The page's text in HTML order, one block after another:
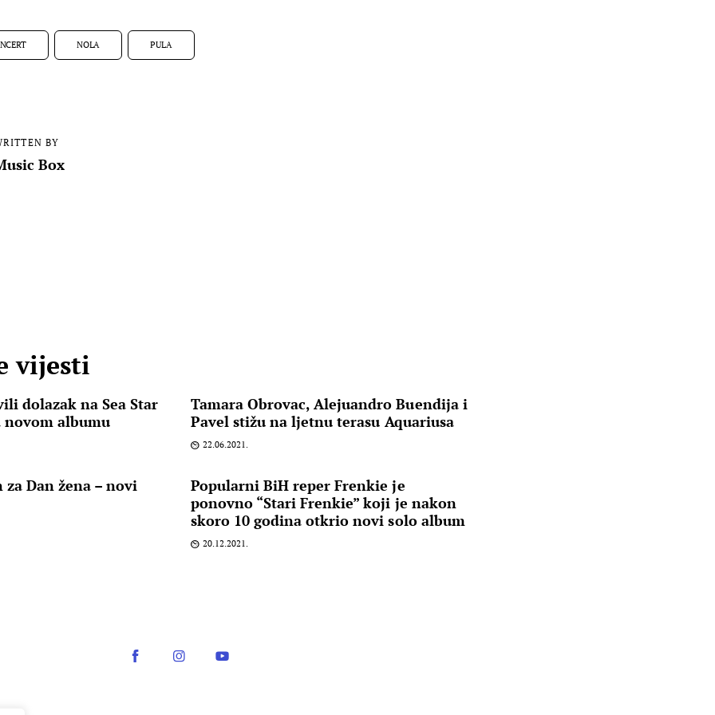
NOLA PULA
BY
Box
vijesti
dolazak na Sea Star
novom albumu
Tamara Obrovac, Alejuandro Buendija i
Pavel stižu na ljetnu terasu Aquariusa
22.06.2021.
Dan žena – novi
Popularni BiH reper Frenkie je
ponovno “Stari Frenkie” koji je nakon
skoro 10 godina otkrio novi solo album
20.12.2021.